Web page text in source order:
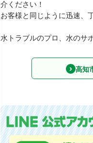
介ください！
お客様と同じように迅速、
水トラブルのプロ、水のサ
高知